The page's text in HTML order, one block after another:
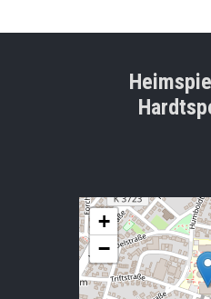
+
−